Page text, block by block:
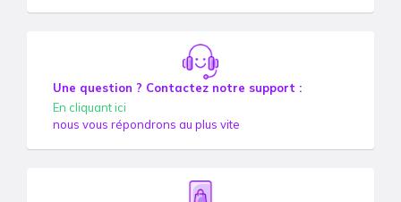
Une question ? Contactez notre support :
En cliquant ici
nous vous répondrons au plus vite